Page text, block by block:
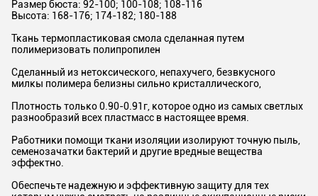
Размер бюста: 92-100; 100-108; 108-116
Высота: 168-176; 174-182; 180-188
Ткань термопластиковая смола сделанная путем
полимеризовать полипропилен
Сделанный из нетоксического, непахучего, безвкусного
милкы полимера белизны сильно кристаллического,
Плотность только 0.90-0.91г, которое одно из самых светлых
разнообразий всех пластмасс в настоящее время.
Работники помощи ткани изоляции изолируют точную пыль,
семенозачатки бактерий и другие вредные вещества
эффектно.
Обеспечьте надежную и эффективную защиту для тех